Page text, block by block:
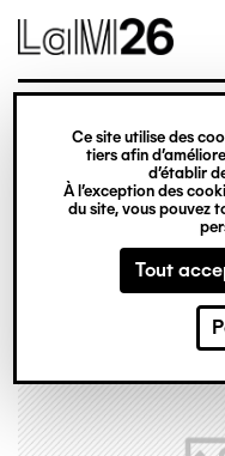
Gestion des cookies
Ce site utilise des
tiers afin
d’établir
À l’exception des
du site, vous pouvez
Tout
contenu